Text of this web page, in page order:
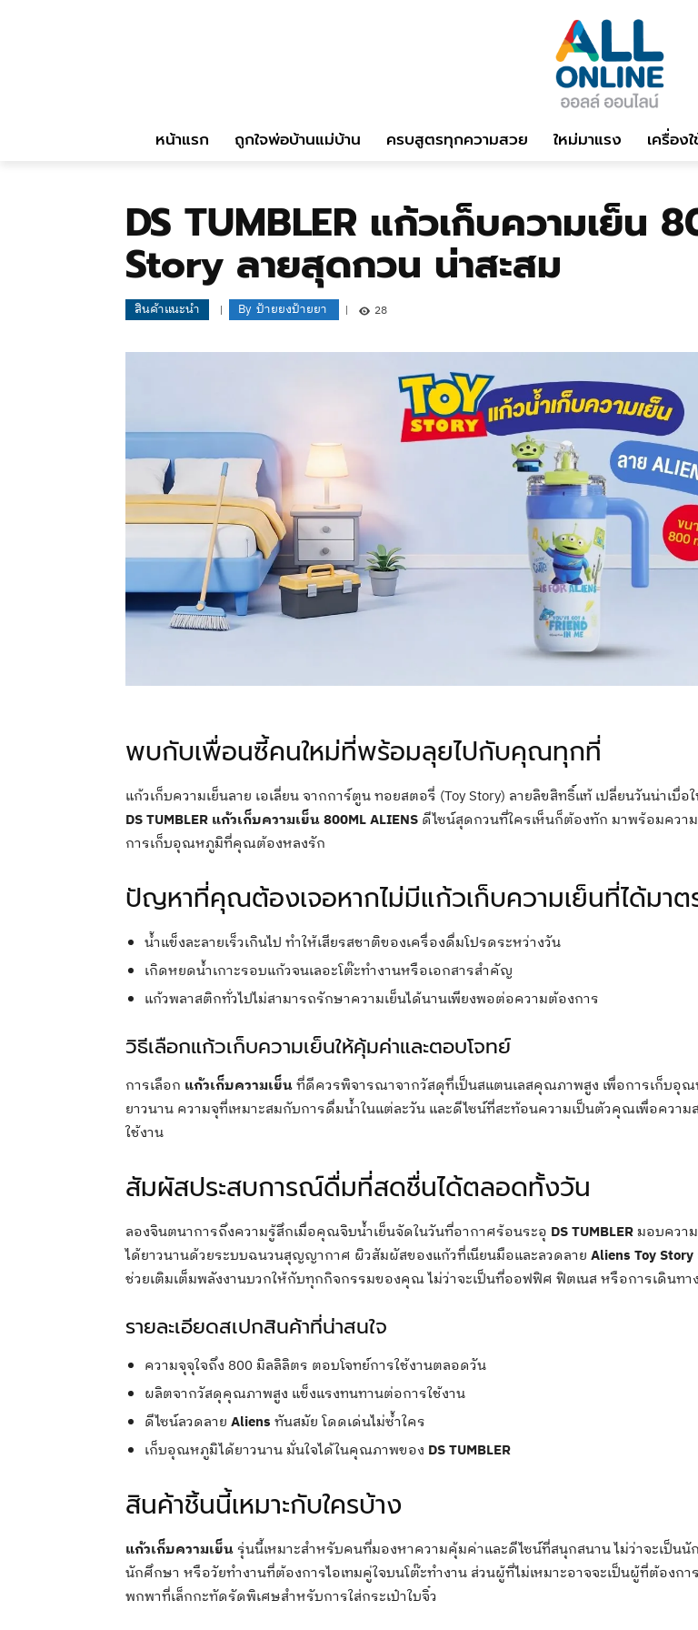
หน้าแรก ถูกใจพ่อบ้านแม่บ้าน ครบสูตรทุกความสวย ใหม่มาแรง เครื่อง
DS TUMBLER แก้วเก็บความเย็น
Story ลายสุดกวน น่าสะสม
สินค้าแนะนำ By ป้ายยงป้ายยา 28
พบกับเพื่อนซี้คนใหม่ที่พร้อมลุยไปกับคุณทุกที่
แก้วเก็บความเย็นลาย เอเลี่ยน จากการ์ตูน ทอยสตอรี่ (Toy Story) ลายลิขสิทธิ์แท้ เปลี่ยนวันน่าเบื่อ
DS TUMBLER แก้วเก็บความเย็น 800ML ALIENS ดีไซน์สุดกวนที่ใครเห็นก็ต้องทัก มาพร้อมควา
การเก็บอุณหภูมิที่คุณต้องหลงรัก
ปัญหาที่คุณต้องเจอหากไม่มีแก้วเก็บความเย็นที่ได้มาต
น้ำแข็งละลายเร็วเกินไป ทำให้เสียรสชาติของเครื่องดื่มโปรดระหว่างวัน
เกิดหยดน้ำเกาะรอบแก้วจนเลอะโต๊ะทำงานหรือเอกสารสำคัญ
แก้วพลาสติกทั่วไปไม่สามารถรักษาความเย็นได้นานเพียงพอต่อความต้องการ
วิธีเลือกแก้วเก็บความเย็นให้คุ้มค่าและตอบโจทย์
การเลือก แก้วเก็บความเย็นที่ดีควรพิจารณาจากวัสดุที่เป็นสแตนเลสคุณภาพสูง เพื่อการเก็บอุ
ยาวนาน ความจุที่เหมาะสมกับการดื่มน้ำในแต่ละวัน และดีไซน์ที่สะท้อนความเป็นตัวคุณเพื่อความ
ใช้งาน
สัมผัสประสบการณ์ดื่มที่สดชื่นได้ตลอดทั้งวัน
ลองจินตนาการถึงความรู้สึกเมื่อคุณจิบน้ำเย็นจัดในวันที่อากาศร้อนระอุ DS TUMBLERมอบควา
ได้ยาวนานด้วยระบบฉนวนสุญญากาศ ผิวสัมผัสของแก้วที่เนียนมือและลวดลาย Aliens Toy Story
ช่วยเติมเต็มพลังงานบวกให้กับทุกกิจกรรมของคุณ ไม่ว่าจะเป็นที่ออฟฟิศ ฟิตเนส หรือการเดินทา
รายละเอียดสเปกสินค้าที่น่าสนใจ
ความจุจุใจถึง 800 มิลลิลิตร ตอบโจทย์การใช้งานตลอดวัน
ผลิตจากวัสดุคุณภาพสูง แข็งแรงทนทานต่อการใช้งาน
ดีไซน์ลวดลาย Aliens ทันสมัย โดดเด่นไม่ซ้ำใคร
เก็บอุณหภูมิได้ยาวนาน มั่นใจได้ในคุณภาพของ DS TUMBLER
สินค้าชิ้นนี้เหมาะกับใครบ้าง
แก้วเก็บความเย็น รุ่นนี้เหมาะสำหรับคนที่มองหาความคุ้มค่าและดีไซน์ที่สนุกสนาน ไม่ว่าจะเป็นนั
นักศึกษา หรือวัยทำงานที่ต้องการไอเทมคู่ใจบนโต๊ะทำงาน ส่วนผู้ที่ไม่เหมาะอาจจะเป็นผู้ที่ต้องกา
พกพาที่เล็กกะทัดรัดพิเศษสำหรับการใส่กระเป๋าใบจิ๋ว